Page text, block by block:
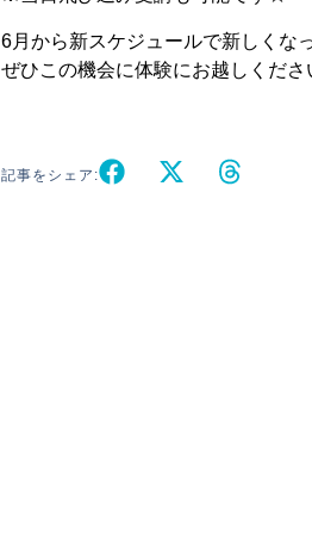
6月から新スケジュールで新しくな
ぜひこの機会に体験にお越しくださ
記事をシェア: